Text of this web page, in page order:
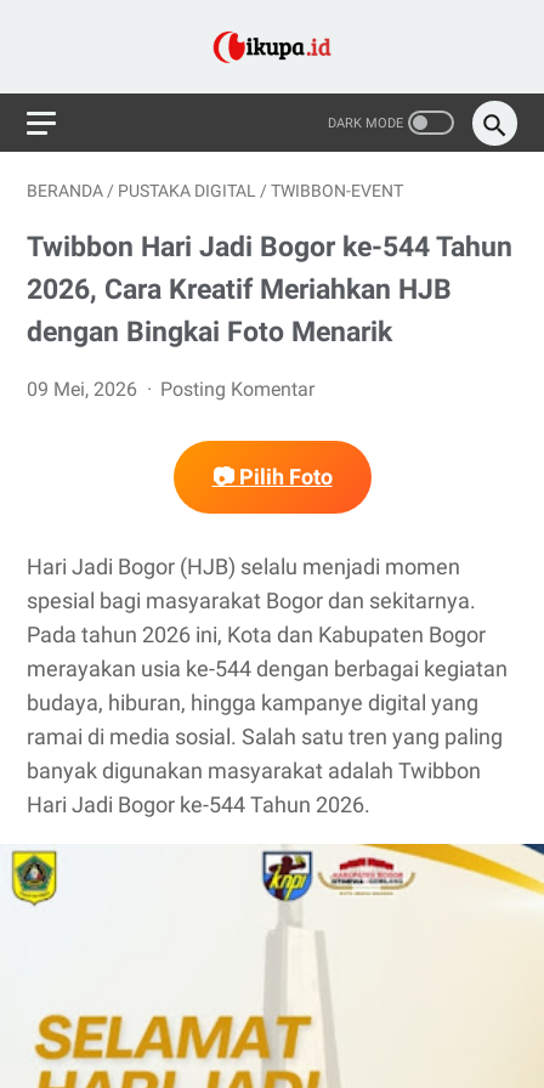
BERANDA / PUSTAKA DIGITAL / TWIBBON-EVENT
Twibbon Hari Jadi Bogor ke-544 Tahun
2026, Cara Kreatif Meriahkan HJB
dengan Bingkai Foto Menarik
09 Mei, 2026 Posting Komentar
📷 Pilih Foto
Hari Jadi Bogor (HJB) selalu menjadi momen
spesial bagi masyarakat Bogor dan sekitarnya.
Pada tahun 2026 ini, Kota dan Kabupaten Bogor
merayakan usia ke-544 dengan berbagai kegiatan
budaya, hiburan, hingga kampanye digital yang
ramai di media sosial. Salah satu tren yang paling
banyak digunakan masyarakat adalah Twibbon
Hari Jadi Bogor ke-544 Tahun 2026.